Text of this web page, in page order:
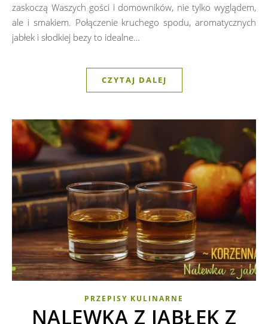
zaskoczą Waszych gości i domowników, nie tylko wyglądem,
ale i smakiem. Połączenie kruchego spodu, aromatycznych
jabłek i słodkiej bezy to idealne…
CZYTAJ DALEJ
PRZEPISY KULINARNE
NALEWKA Z JABŁEK Z